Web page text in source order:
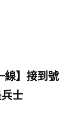
鋒，
穿
上
】接到號
士